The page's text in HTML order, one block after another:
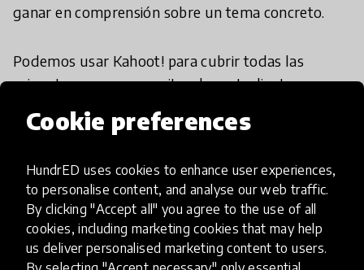
Cookie preferences
HundrED uses cookies to enhance user experiences,
to personalise content, and analyse our web traffic.
By clicking "Accept all" you agree to the use of all
cookies, including marketing cookies that may help
us deliver personalised marketing content to users.
ganar en comprensión sobre un tema concreto.
Podemos usar Kahoot! para cubrir todas las
asignaturas y eso permite a los estudiantes
países. Es una oportunidad única para ampliar el
de una aplicación móvil. Los estudiantes pueden
jugar con su familia o usarla para consolidar
aprendizajes en la preparación de exámenes. Los
profesores pueden utilizar Kahoot! en el colegio
con los alumnos y asignarlos fácilmente como